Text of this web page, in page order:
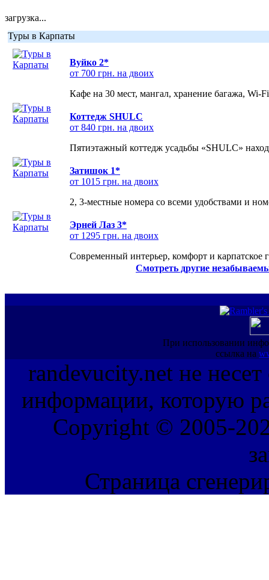
загрузка...
Туры в Карпаты
Вуйко 2*
от 700 грн. на двоих
Кафе на 30 мест, мангал, хранение багажа, Wi-
Коттедж SHULC
от 840 грн. на двоих
Пятиэтажный коттедж усадьбы «SHULC»
Затишок 1*
от 1015 грн. на двоих
2, 3-местные номера со всеми удобствами и
Эрней Лаз 3*
от 1295 грн. на двоих
Современный интерьер, комфорт и карпатское
Смотреть другие
При использовании
ссылка на
randevucity.net не несет
информации, которую
Copyright © 2005-
Страница